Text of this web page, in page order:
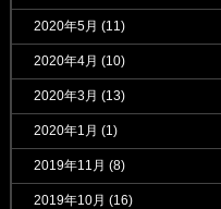
2020年5月 (11)
2020年4月 (10)
2020年3月 (13)
2020年1月 (1)
2019年11月 (8)
2019年10月 (16)